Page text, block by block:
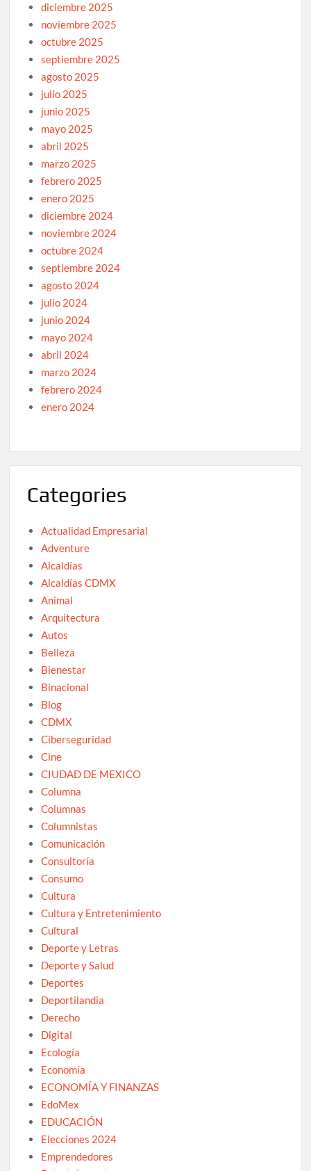
diciembre 2025
noviembre 2025
octubre 2025
septiembre 2025
agosto 2025
julio 2025
junio 2025
mayo 2025
abril 2025
marzo 2025
febrero 2025
enero 2025
diciembre 2024
noviembre 2024
octubre 2024
septiembre 2024
agosto 2024
julio 2024
junio 2024
mayo 2024
abril 2024
marzo 2024
febrero 2024
enero 2024
Categories
Actualidad Empresarial
Adventure
Alcaldías
Alcaldías CDMX
Animal
Arquitectura
Autos
Belleza
Bienestar
Binacional
Blog
CDMX
Ciberseguridad
Cine
CIUDAD DE MEXICO
Columna
Columnas
Columnistas
Comunicación
Consultoría
Consumo
Cultura
Cultura y Entretenimiento
Cultural
Deporte y Letras
Deporte y Salud
Deportes
Deportilandia
Derecho
Digital
Ecología
Economía
ECONOMÍA Y FINANZAS
EdoMex
EDUCACIÓN
Elecciones 2024
Emprendedores